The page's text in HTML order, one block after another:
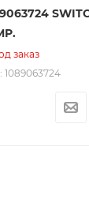
заказ
1089063724